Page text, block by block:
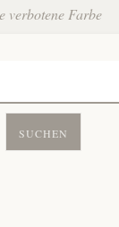
verbotene Farbe